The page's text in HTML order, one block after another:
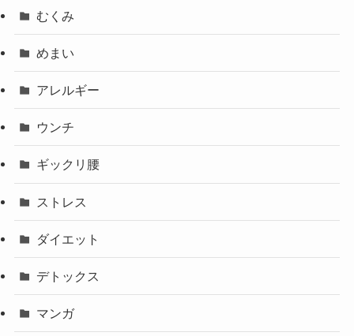
むくみ
めまい
アレルギー
ウンチ
ギックリ腰
ストレス
ダイエット
デトックス
マンガ